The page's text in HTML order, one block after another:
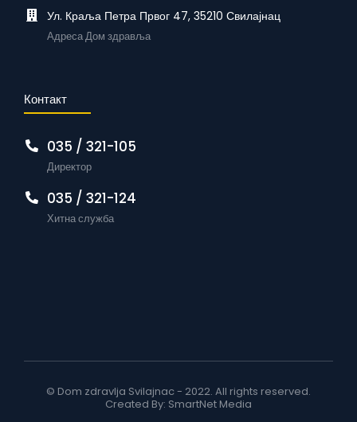
Ул. Краља Петра Првог 47, 35210 Свилајнац
Адреса Дом здравља
Контакт
035 / 321-105
Директор
035 / 321-124
Хитна служба
© Dom zdravlja Svilajnac - 2022. All rights reserved.
Created By: SmartNet Media